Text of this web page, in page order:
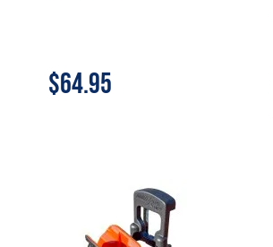
$64.95